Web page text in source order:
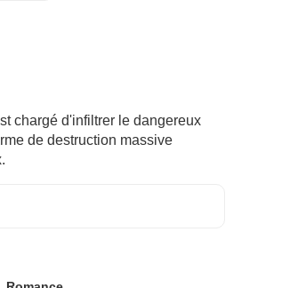
chargé d'infiltrer le dangereux
de destruction massive